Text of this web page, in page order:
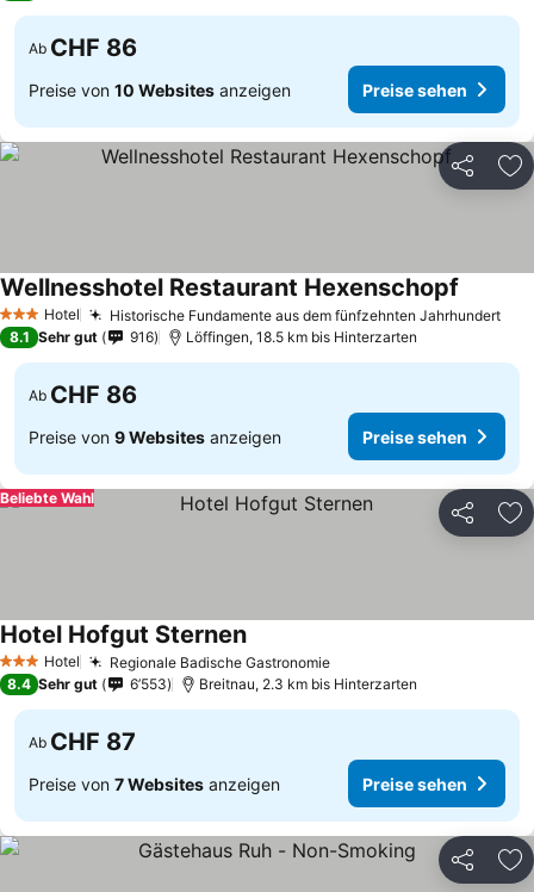
Ab CHF 86
Preise von 10 Websites anzeigen Preise sehen
Teilen
3 SterneHotel Historische Fundamente aus dem fünfzehnten Jahrhundert
Wellnesshotel Restaurant Hexenschopf
8.1 Sehr gut 916 Löffingen, 18.5 km bis Hinterzarten
Ab CHF 86
Preise von 9 Websites anzeigen Preise sehen
Teilen
Beliebte Wahl
3 SterneHotel Regionale Badische Gastronomie
Hotel Hofgut Sternen
8.4 Sehr gut 6’553 Breitnau, 2.3 km bis Hinterzarten
Ab CHF 87
Preise von 7 Websites anzeigen Preise sehen
Teilen